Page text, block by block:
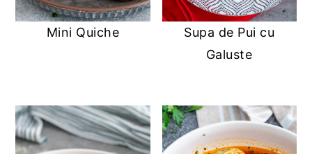
Mini Quiche
Supa de Pui cu
Galuste